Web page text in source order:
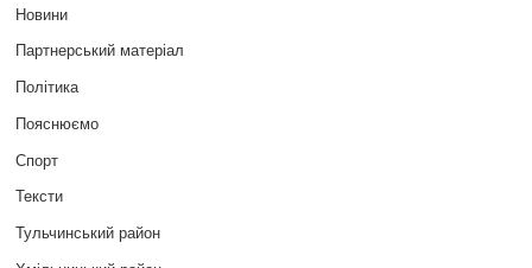
Новини
Партнерський матеріал
Політика
Пояснюємо
Спорт
Тексти
Тульчинський район